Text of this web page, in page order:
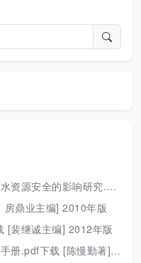
响研究.pdf 胡光伟 著 2017年版
房鼎业主编] 2010年版
[裴继诚主编] 2012年版
下载 [陈慢勤著] 2010年版